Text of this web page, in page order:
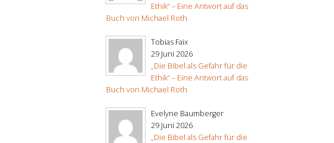
Ethik“ – Eine Antwort auf das
Buch von Michael Roth
Tobias Faix
29 Juni 2026
„Die Bibel als Gefahr für die
Ethik“ – Eine Antwort auf das
Buch von Michael Roth
Evelyne Baumberger
29 Juni 2026
„Die Bibel als Gefahr für die